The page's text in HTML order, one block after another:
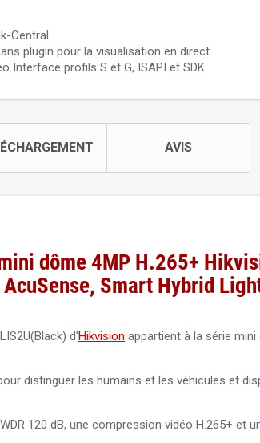
Central
plugin pour la visualisation en direct
Interface profils S et G, ISAPI et SDK
AVIS
dôme 4MP H.265+
Smart Hybrid
d'Hikvision appartient à la série
distinguer les humains et les véhicules et
120 dB, une compression vidéo H.265+ et